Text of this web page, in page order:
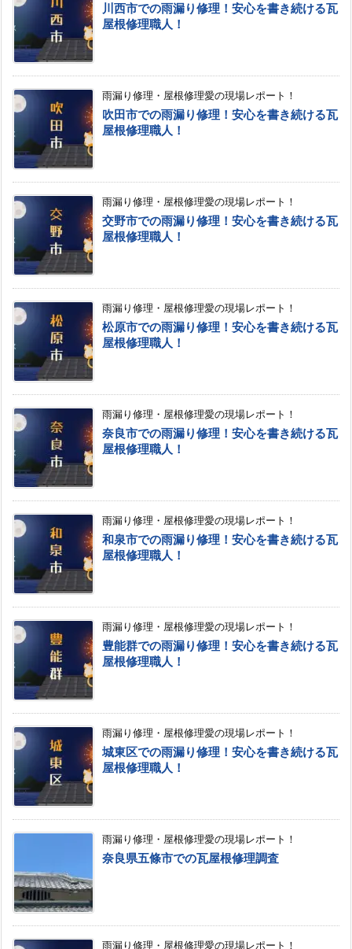
川西市での雨漏り修理！安心を書き続ける瓦
屋根修理職人！
雨漏り修理・屋根修理愛の現場レポート！
吹田市での雨漏り修理！安心を書き続ける瓦
屋根修理職人！
雨漏り修理・屋根修理愛の現場レポート！
交野市での雨漏り修理！安心を書き続ける瓦
屋根修理職人！
雨漏り修理・屋根修理愛の現場レポート！
松原市での雨漏り修理！安心を書き続ける瓦
屋根修理職人！
雨漏り修理・屋根修理愛の現場レポート！
奈良市での雨漏り修理！安心を書き続ける瓦
屋根修理職人！
雨漏り修理・屋根修理愛の現場レポート！
和泉市での雨漏り修理！安心を書き続ける瓦
屋根修理職人！
雨漏り修理・屋根修理愛の現場レポート！
豊能群での雨漏り修理！安心を書き続ける瓦
屋根修理職人！
雨漏り修理・屋根修理愛の現場レポート！
城東区での雨漏り修理！安心を書き続ける瓦
屋根修理職人！
雨漏り修理・屋根修理愛の現場レポート！
奈良県五條市での瓦屋根修理調査
雨漏り修理・屋根修理愛の現場レポート！